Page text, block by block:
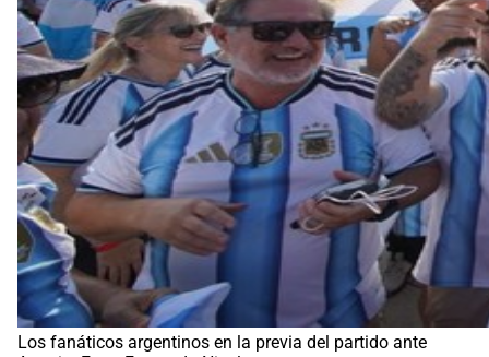
Los fanáticos argentinos en la previa del partido ante